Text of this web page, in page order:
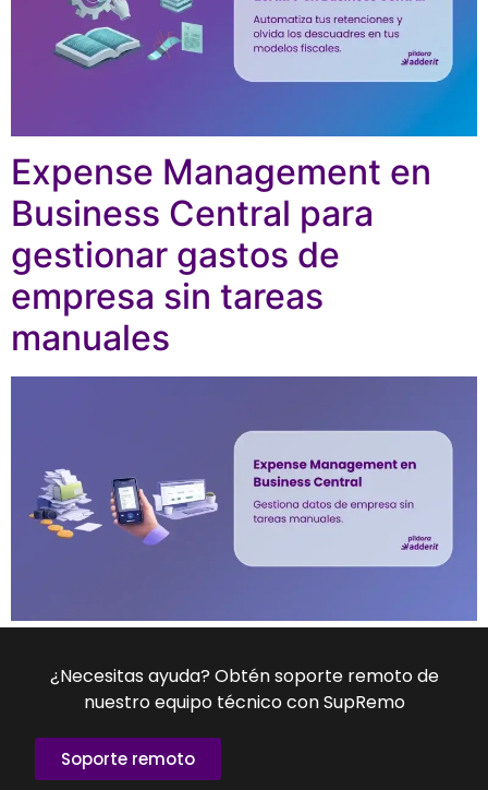
Expense Management en
Business Central para
gestionar gastos de
empresa sin tareas
manuales
¿Necesitas ayuda? Obtén soporte remoto de
nuestro equipo técnico con SupRemo
Soporte remoto